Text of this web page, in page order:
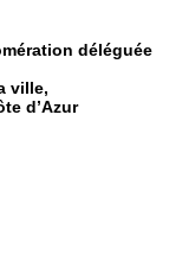
déléguée
ville,
d’Azur